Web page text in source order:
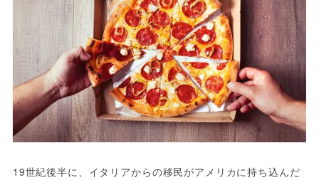
19世紀後半に、イタリアからの移民がアメリカに持ち込んだ